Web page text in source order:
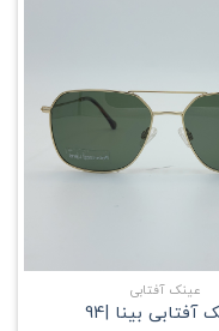
مندی
عینک آفتابی
آفتابی بینا |94